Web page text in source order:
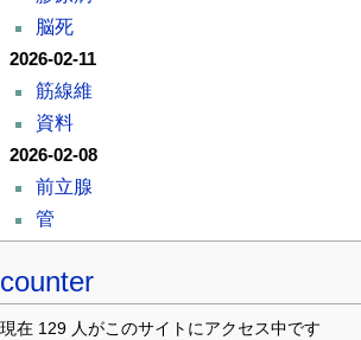
脳死
2026-02-11
筋線維
資料
2026-02-08
前立腺
管
counter
現在 129 人がこのサイトにアクセス中です